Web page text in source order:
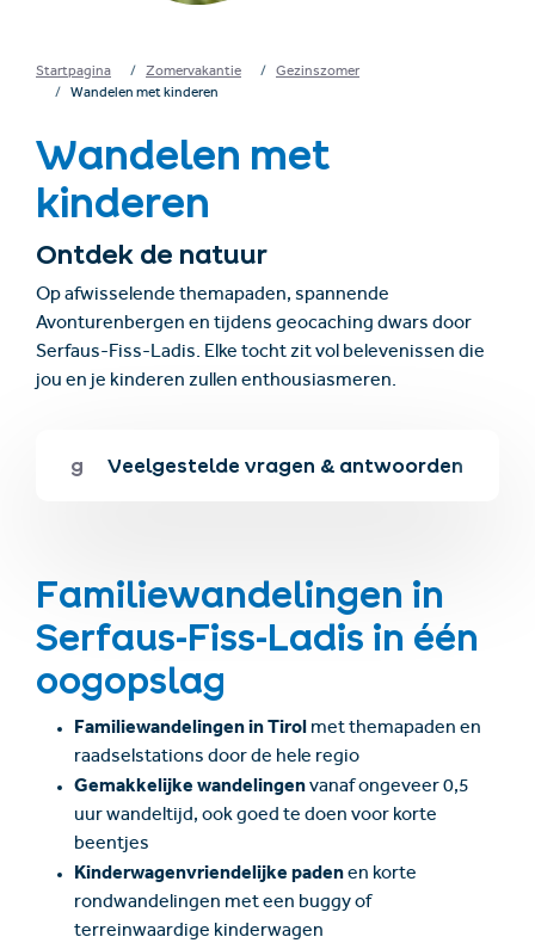
Startpagina Zomervakantie
Gezinszomer
Wandelen met kinderen
Wandelen met
kinderen
Ontdek de natuur
Op afwisselende themapaden, spannende
Avonturenbergen en tijdens geocaching dwars door
Serfaus-Fiss-Ladis. Elke tocht zit vol belevenissen die
jou en je kinderen zullen enthousiasmeren.
Veelgestelde vragen & antwoorden
Familiewandelingen in
Serfaus-Fiss-Ladis in één
oogopslag
Familiewandelingen in Tirol met themapaden en
raadselstations door de hele regio
Gemakkelijke wandelingenvanaf ongeveer 0,5
uur wandeltijd, ook goed te doen voor korte
beentjes
Kinderwagenvriendelijke padenen korte
rondwandelingen met een buggy of
terreinwaardige kinderwagen